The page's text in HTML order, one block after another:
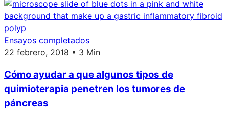
Ensayos completados
22 febrero, 2018 • 3 Min
Cómo ayudar a que algunos tipos de
quimioterapia penetren los tumores de
páncreas